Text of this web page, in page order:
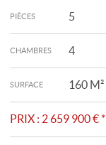
PIÈCES 5
CHAMBRES 4
SURFACE 160 M²
PRIX : 2 659 900 € *